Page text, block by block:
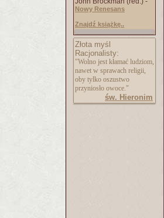
Nowy Renesans
Znajdź książkę..
Złota myśl
Racjonalisty:
"Wolno jest kłamać ludziom,
nawet w sprawach religii,
oby tylko oszustwo
przyniosło owoce."
św. Hieronim